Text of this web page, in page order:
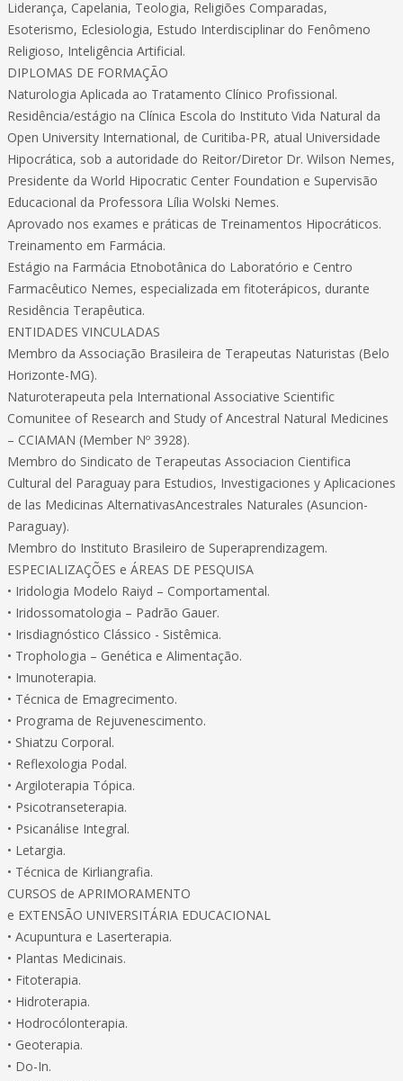
Liderança, Capelania, Teologia, Religiões Comparadas,
Esoterismo, Eclesiologia, Estudo Interdisciplinar do Fenômeno
Religioso, Inteligência Artificial.
DIPLOMAS DE FORMAÇÃO
Naturologia Aplicada ao Tratamento Clínico Profissional.
Residência/estágio na Clínica Escola do Instituto Vida Natural da
Open University International, de Curitiba-PR, atual Universidade
Hipocrática, sob a autoridade do Reitor/Diretor Dr. Wilson Nemes,
Presidente da World Hipocratic Center Foundation e Supervisão
Educacional da Professora Lília Wolski Nemes.
Aprovado nos exames e práticas de Treinamentos Hipocráticos.
Treinamento em Farmácia.
Estágio na Farmácia Etnobotânica do Laboratório e Centro
Farmacêutico Nemes, especializada em fitoterápicos, durante
Residência Terapêutica.
ENTIDADES VINCULADAS
Membro da Associação Brasileira de Terapeutas Naturistas (Belo
Horizonte-MG).
Naturoterapeuta pela International Associative Scientific
Comunitee of Research and Study of Ancestral Natural Medicines
– CCIAMAN (Member Nº 3928).
Membro do Sindicato de Terapeutas Associacion Cientifica
Cultural del Paraguay para Estudios, Investigaciones y Aplicaciones
de las Medicinas AlternativasAncestrales Naturales (Asuncion-
Paraguay).
Membro do Instituto Brasileiro de Superaprendizagem.
ESPECIALIZAÇÕES e ÁREAS DE PESQUISA
• Iridologia Modelo Raiyd – Comportamental.
• Iridossomatologia – Padrão Gauer.
• Irisdiagnóstico Clássico - Sistêmica.
• Trophologia – Genética e Alimentação.
• Imunoterapia.
• Técnica de Emagrecimento.
• Programa de Rejuvenescimento.
• Shiatzu Corporal.
• Reflexologia Podal.
• Argiloterapia Tópica.
• Psicotranseterapia.
• Psicanálise Integral.
• Letargia.
• Técnica de Kirliangrafia.
CURSOS de APRIMORAMENTO
e EXTENSÃO UNIVERSITÁRIA EDUCACIONAL
• Acupuntura e Laserterapia.
• Plantas Medicinais.
• Fitoterapia.
• Hidroterapia.
• Hodrocólonterapia.
• Geoterapia.
• Do-In.